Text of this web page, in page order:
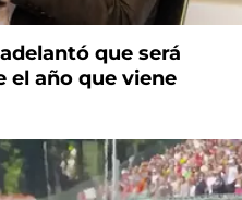
que será
el año que viene